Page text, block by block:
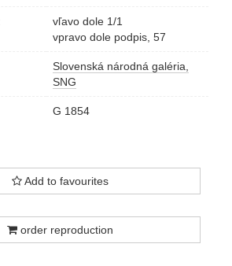
vľavo dole 1/1
vpravo dole podpis, 57
Slovenská národná galéria,
SNG
G 1854
Add to favourites
order reproduction